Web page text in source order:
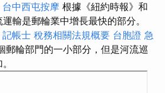
台中西屯按摩 根據《紐約時報》和
輸是郵輪業中增長最快的部分。
記帳士 稅務相關法規概要 台胞證 急
郵輪部門的一小部分，但是河流巡